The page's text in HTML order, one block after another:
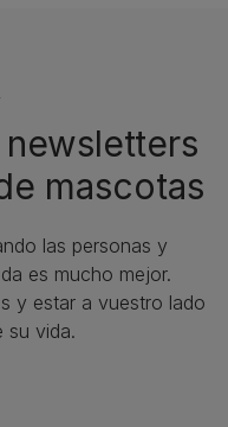
mascotas​
las personas y
es mucho mejor.
y estar a vuestro lado
su vida.​